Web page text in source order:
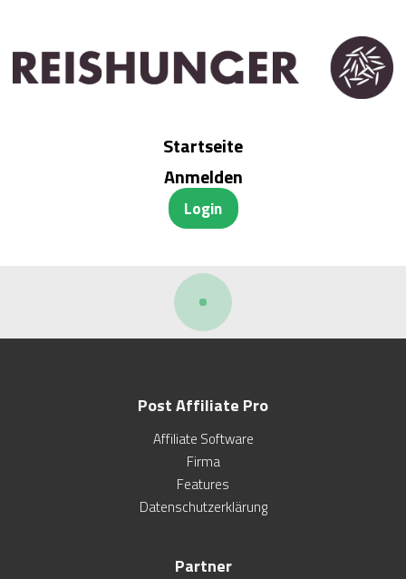
Startseite
Anmelden
Login
Post Affiliate Pro
Affiliate Software
Firma
Features
Datenschutzerklärung
Partner